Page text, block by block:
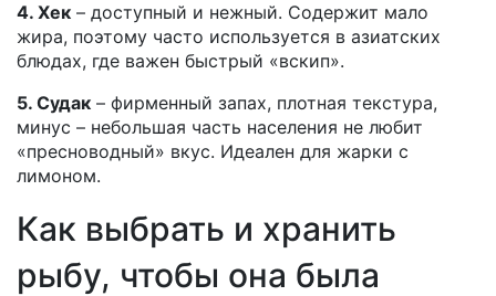
4. Хек – доступный и нежный. Содержит мало
жира, поэтому часто используется в азиатских
блюдах, где важен быстрый «вскип».
5. Судак – фирменный запах, плотная текстура,
минус – небольшая часть населения не любит
«пресноводный» вкус. Идеален для жарки с
лимоном.
Как выбрать и хранить
рыбу, чтобы она была